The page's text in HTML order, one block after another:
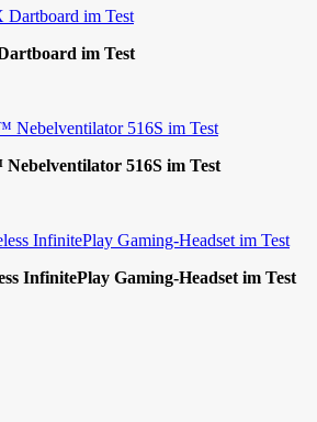
im Test
516S im Test
InfinitePlay Gaming-Headset im Test